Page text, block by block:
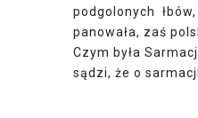
podgolonych
panowała, zaś
Czym była
sądzi, że o